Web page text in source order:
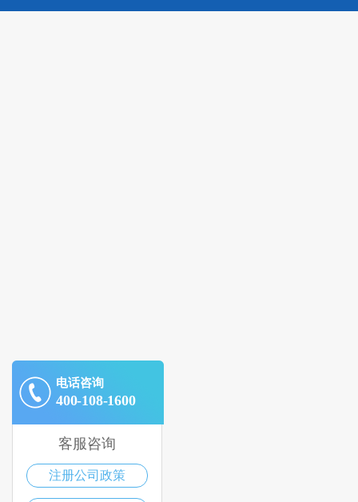
电话咨询
400-108-1600
客服咨询
注册公司政策